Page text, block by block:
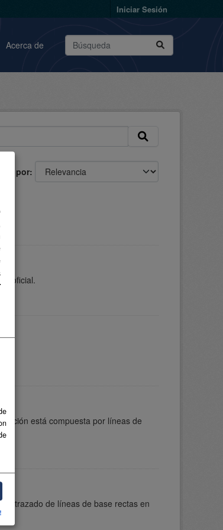
Iniciar Sesión
Acerca de
por
oficial.
está compuesta por líneas de
trazado de líneas de base rectas en